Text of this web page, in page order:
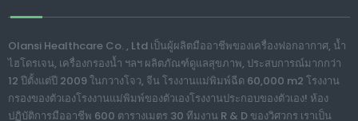
Olansi Healthcare Co. , Ltd เป็นผู้ผลิตมืออาชีพของเครื่องฟอกอากาศ, น้ำ
ไฮโดรเจน, เครื่องกรองน้ำ ฯลฯ ผลิตภัณฑ์ดูแลสุขภาพ, ประสบการณ์มากกว่า
12 ปีตั้งแต่ปี 2009 ในกวางโจว, จีน โรงงานแม่พิมพ์ฉีด 60,000 m2 โรงงาน
กรองของตัวเองโรงงานแม่พิมพ์ของตัวเองโรงงานประกอบของตัวเอง! ห้อง
ปฏิบัติการมืออาชีพ 600 ตารางเมตร 30 ทีมงาน R & D ของวิศวกร เราเป็น